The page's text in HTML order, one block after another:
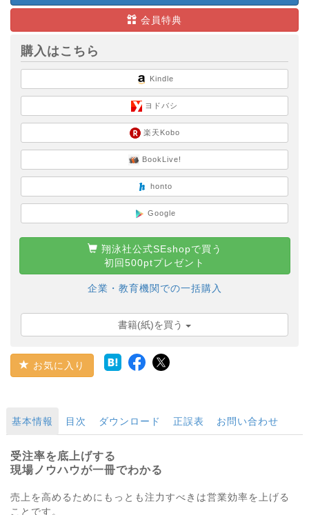
会員特典
購入はこちら
Kindle
ヨドバシ
楽天Kobo
BookLive!
honto
Google
翔泳社公式SEshopで買う
初回500ptプレゼント
企業・教育機関での一括購入
書籍(紙)を買う
お気に入り
基本情報 目次 ダウンロード 正誤表 お問い合わせ
受注率を底上げする
現場ノウハウが一冊でわかる
売上を高めるためにもっとも注力すべきは営業効率を上げる
ことです。